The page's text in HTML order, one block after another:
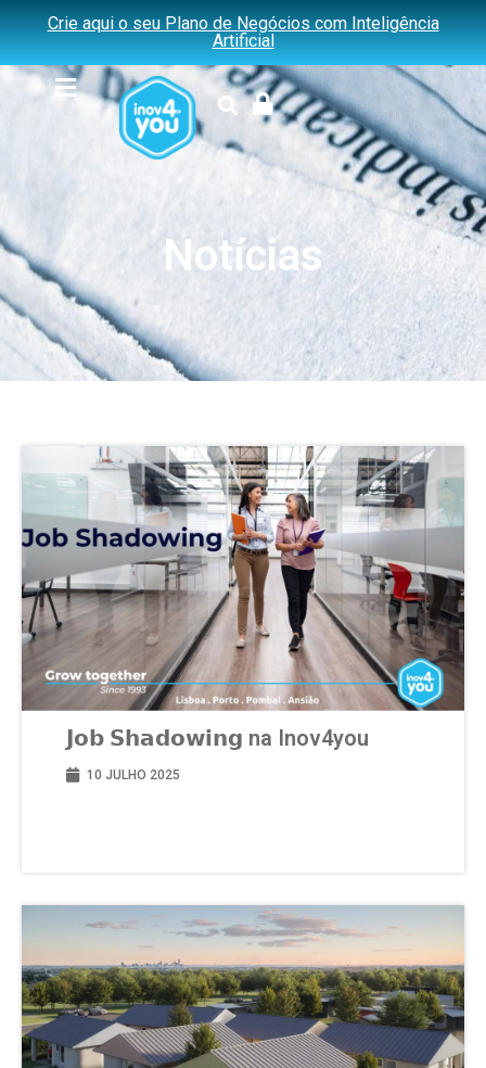
Crie aqui o seu Plano de Negócios com Inteligência
Artificial
Notícias
𝗝𝗼𝗯 𝗦𝗵𝗮𝗱𝗼𝘄𝗶𝗻𝗴 na Inov4you
10 JULHO 2025